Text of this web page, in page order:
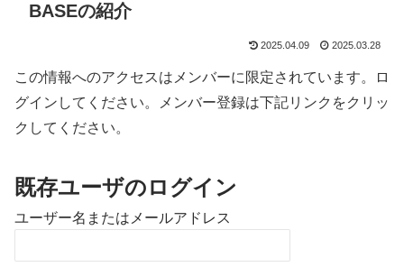
BASEの紹介
2025.04.09 2025.03.28
この情報へのアクセスはメンバーに限定されています。ロ
グインしてください。メンバー登録は下記リンクをクリッ
クしてください。
既存ユーザのログイン
ユーザー名またはメールアドレス